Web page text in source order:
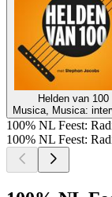
Helden van 100
Musica, Musica:
100% NL Feest:
100% NL Feest: